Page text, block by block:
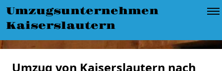
Umzugsunternehmen
Kaiserslautern
Umzug von Kaiserslautern nach